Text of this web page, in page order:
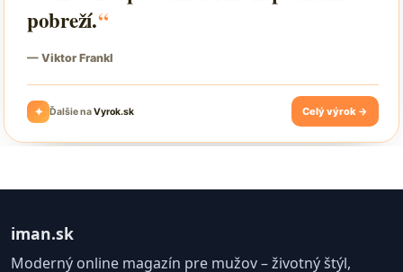
iman.sk
Moderný online magazín pre mužov – životný štýl,